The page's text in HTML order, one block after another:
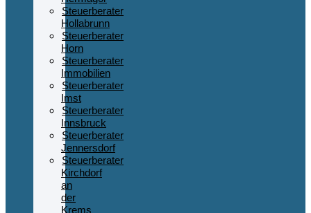
Steuerberater
Hollabrunn
Steuerberater
Horn
Steuerberater
Immobilien
Steuerberater
Imst
Steuerberater
Innsbruck
Steuerberater
Jennersdorf
Steuerberater
Kirchdorf
an
der
Krems